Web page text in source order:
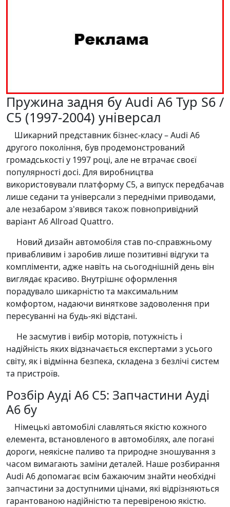
Пружина задня бу Audi A6 Typ S6 /
C5 (1997-2004) універсал
Шикарний представник бізнес-класу – Audi A6
другого покоління, був продемонстрований
громадськості у 1997 році, але не втрачає своєї
популярності досі. Для виробництва
використовували платформу С5, а випуск передбачав
лише седани та універсали з передніми приводами,
але незабаром з'явився також повнопривідний
варіант A6 Allroad Quattro.
Новий дизайн автомобіля став по-справжньому
привабливим і заробив лише позитивні відгуки та
компліменти, адже навіть на сьогоднішній день він
виглядає красиво. Внутрішнє оформлення
порадувало шикарністю та максимальним
комфортом, надаючи виняткове задоволення при
пересуванні на будь-які відстані.
Не засмутив і вибір моторів, потужність і
надійність яких відзначається експертами з усього
світу, як і відмінна безпека, складена з безлічі систем
та пристроїв.
Розбір Ауді А6 С5: Запчастини Ауді
А6 бу
Німецькі автомобілі славляться якістю кожного
елемента, встановленого в автомобілях, але погані
дороги, неякісне паливо та природне зношування з
часом вимагають заміни деталей. Наше розбирання
Audi A6 допомагає всім бажаючим знайти необхідні
запчастини за доступними цінами, які відрізняються
гарантованою надійністю та перевіреною якістю.